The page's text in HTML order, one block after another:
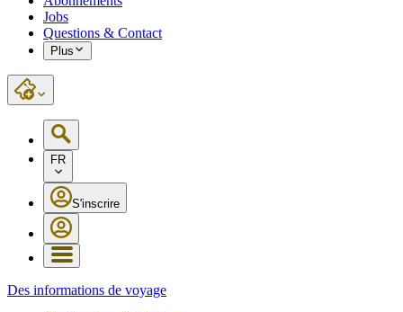
Jobs
Questions & Contact
Plus
FR
S'inscrire
Des informations de voyage